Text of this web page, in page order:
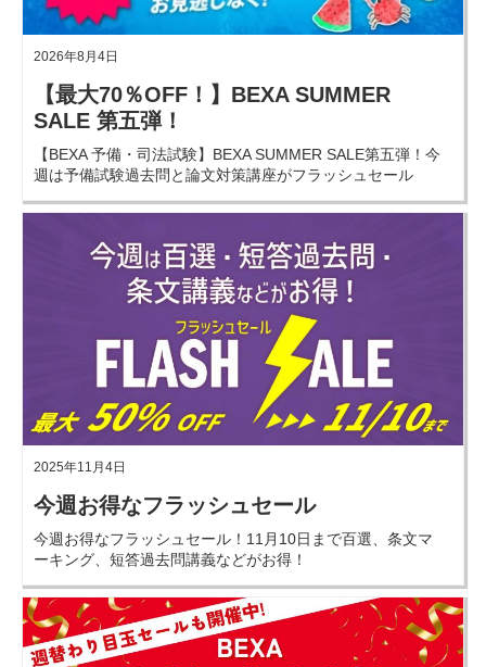
2026年8月4日
【最大70％OFF！】BEXA SUMMER
SALE 第五弾！
【BEXA 予備・司法試験】BEXA SUMMER SALE第五弾！今
週は予備試験過去問と論文対策講座がフラッシュセール
2025年11月4日
今週お得なフラッシュセール
今週お得なフラッシュセール！11月10日まで百選、条文マ
ーキング、短答過去問講義などがお得！